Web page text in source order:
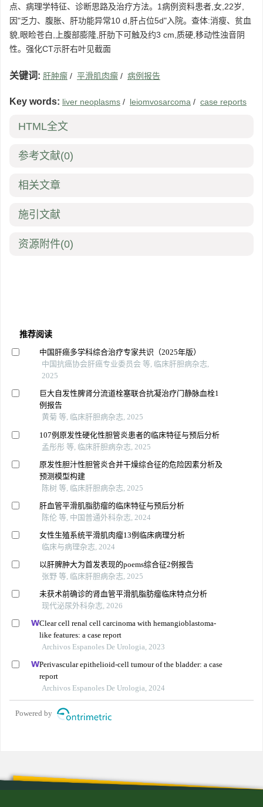
点、病理学特征、诊断思路及治疗方法。1病例资料患者,女,22岁,
因"乏力、腹胀、肝功能异常10 d,肝占位5d"入院。查体:消瘦、贫血
貌,眼睑苍白,上腹部膨隆,肝肋下可触及约3 cm,质硬,移动性浊音阴
性。强化CT示肝右叶见截面
关键词: 肝肿瘤 / 平滑肌肉瘤 / 病例报告
Key words: liver neoplasms / leiomvosarcoma / case reports
HTML全文
参考文献(0)
相关文章
施引文献
资源附件(0)
推荐阅读
中国肝癌多学科综合治疗专家共识（2025年版）
中国抗癌协会肝癌专业委员会 等, 临床肝胆病杂志,
2025
巨大自发性脾肾分流道栓塞联合抗凝治疗门静脉血栓1
例报告
黄菊 等, 临床肝胆病杂志, 2025
107例原发性硬化性胆管炎患者的临床特征与预后分析
孟彤彤 等, 临床肝胆病杂志, 2025
原发性胆汁性胆管炎合并干燥综合征的危险因素分析及
预测模型构建
陈树 等, 临床肝胆病杂志, 2025
肝血管平滑肌脂肪瘤的临床特征与预后分析
陈伦 等, 中国普通外科杂志, 2024
女性生殖系统平滑肌肉瘤13例临床病理分析
临床与病理杂志, 2024
以肝脾肿大为首发表现的poems综合征2例报告
张野 等, 临床肝胆病杂志, 2025
未获术前确诊的肾血管平滑肌脂肪瘤临床特点分析
现代泌尿外科杂志, 2026
Clear cell renal cell carcinoma with hemangioblastoma-
like features: a case report
Archivos Espanoles De Urologia, 2023
Perivascular epithelioid-cell tumour of the bladder: a case
report
Archivos Espanoles De Urologia, 2024
Powered by